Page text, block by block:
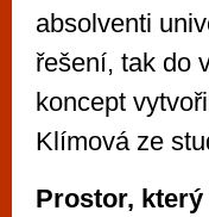
absolventi
řešení, tak do
koncept
Klímová ze
Prostor,